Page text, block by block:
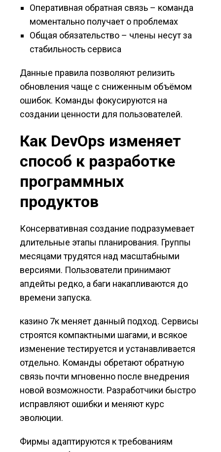
Оперативная обратная связь – команда
моментально получает о проблемах
Общая обязательство – члены несут за
стабильность сервиса
Данные правила позволяют релизить
обновления чаще с сниженным объёмом
ошибок. Команды фокусируются на
создании ценности для пользователей.
Как DevOps изменяет
способ к разработке
программных
продуктов
Консервативная создание подразумевает
длительные этапы планирования. Группы
месяцами трудятся над масштабными
версиями. Пользователи принимают
апдейты редко, а баги накапливаются до
времени запуска.
казино 7к меняет данный подход. Сервисы
строятся компактными шагами, и всякое
изменение тестируется и устанавливается
отдельно. Команды обретают обратную
связь почти мгновенно после внедрения
новой возможности. Разработчики быстро
исправляют ошибки и меняют курс
эволюции.
Фирмы адаптируются к требованиям